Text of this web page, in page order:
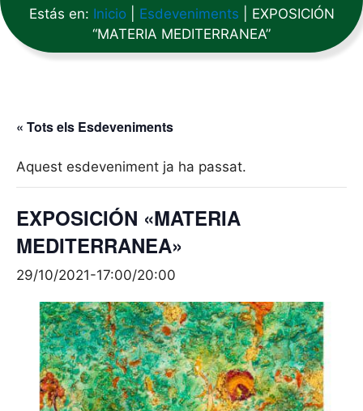
Estás en: Inicio| Esdeveniments
EXPOSICIÓN
“MATERIA MEDITERRANEA”
« Tots els Esdeveniments
Aquest esdeveniment ja ha passat.
EXPOSICIÓN «MATERIA
MEDITERRANEA»
29/10/2021-17:00/20:00